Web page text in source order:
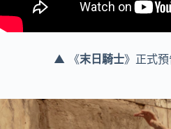
▲ 《末日騎士》正式預